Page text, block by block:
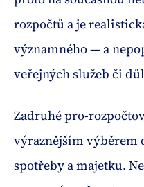
rozpočtů a je
významného — a
veřejných služeb či
Zadruhé pro-
výraznějším výběrem
spotřeby a majetku.